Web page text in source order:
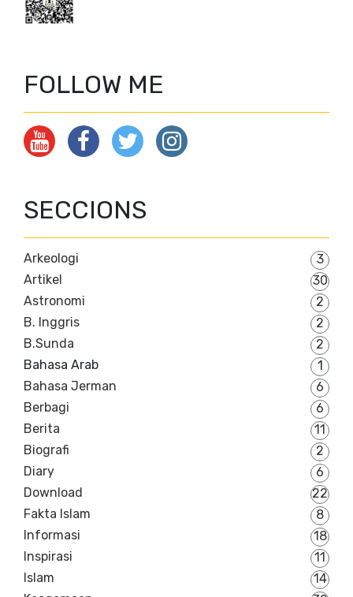
FOLLOW ME
SECCIONS
Arkeologi
3
Artikel
30
Astronomi
2
B. Inggris
2
B.Sunda
2
Bahasa Arab
1
Bahasa Jerman
6
Berbagi
6
Berita
11
Biografi
2
Diary
6
Download
22
Fakta Islam
8
Informasi
18
Inspirasi
11
Islam
14